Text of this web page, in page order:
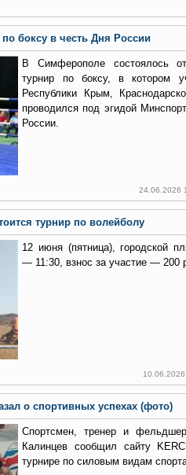
боксу в честь Дня России
В Симферополе состоялось
турнир по боксу, в котором
Республики Крым,
проводился под эгидой
России.
24.06.2026
турнир по волейболу
12 июня (пятница), городской
— 11:30, взнос за участие — 200
о спортивных успехах (фото)
Спортсмен, тренер и
Калинцев сообщил сайту
турнире по силовым видам